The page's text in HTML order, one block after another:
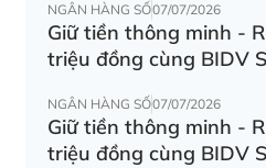
NGÂN HÀNG SỐ07/07/2026
Giữ tiền thông minh -
triệu đồng cùng BIDV
NGÂN HÀNG SỐ07/07/2026
Giữ tiền thông minh -
triệu đồng cùng BIDV